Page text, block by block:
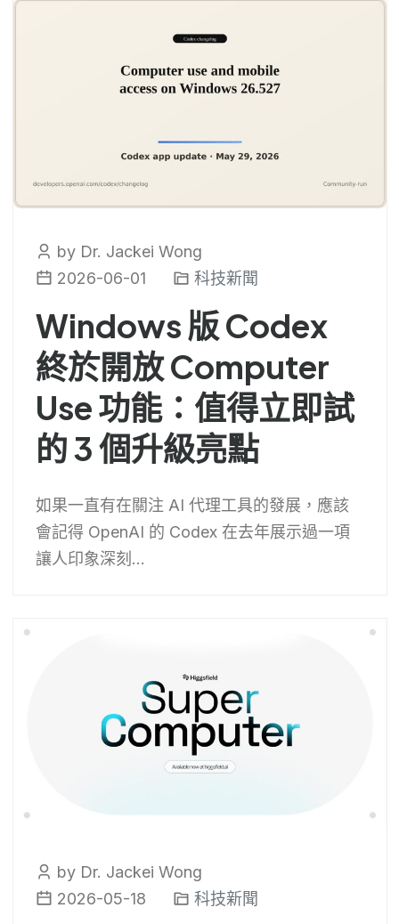
by Dr. Jackei Wong
2026-06-01
科技新聞
Windows 版 Codex
終於開放 Computer
Use 功能：值得立即試
的 3 個升級亮點
如果一直有在關注 AI 代理工具的發展，應該
會記得 OpenAI 的 Codex 在去年展示過一項
讓人印象深刻...
by Dr. Jackei Wong
2026-05-18
科技新聞